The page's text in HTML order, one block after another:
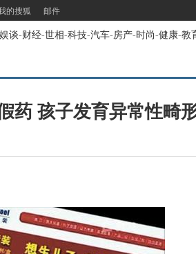
的搜狐 邮件
娱谈-财经-世相-科技-汽车-房产-时尚-健康-教
药 孩子发育异常性畸